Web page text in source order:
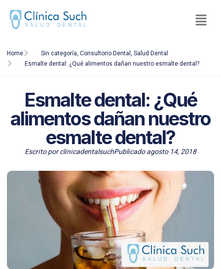
Home Sin categoría, Consultorio Dental, Salud Dental
Esmalte dental: ¿Qué alimentos dañan nuestro esmalte dental?
Esmalte dental: ¿Qué
alimentos dañan nuestro
esmalte dental?
Escrito porclinicadentalsuchPublicadoagosto 14, 2018